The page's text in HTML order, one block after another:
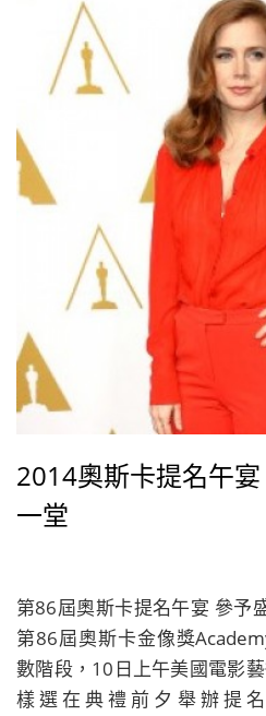
2014奧斯卡提名午
一堂
第86屆奧斯卡提名午宴 參予
第86屆奧斯卡金像獎
數階段，10日上午美國電影
樣選在典禮前夕舉辦提名